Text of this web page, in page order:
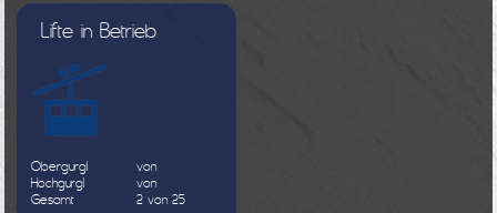
Lifte in Betrieb
Obergurgl
von
Hochgurgl
von
Gesamt
2 von 25